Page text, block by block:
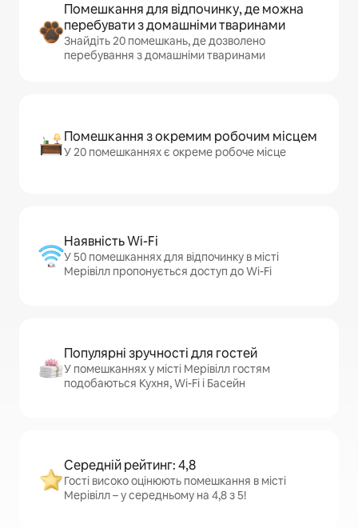
Помешкання для відпочинку, де можна
перебувати з домашніми тваринами
Знайдіть 20 помешкань, де дозволено
перебування з домашніми тваринами
Помешкання з окремим робочим місцем
У 20 помешканнях є окреме робоче місце
Наявність Wi-Fi
У 50 помешканнях для відпочинку в місті
Мерівілл пропонується доступ до Wi-Fi
Популярні зручності для гостей
У помешканнях у місті Мерівілл гостям
подобаються Кухня, Wi-Fi і Басейн
Середній рейтинг: 4,8
Гості високо оцінюють помешкання в місті
Мерівілл – у середньому на 4,8 з 5!